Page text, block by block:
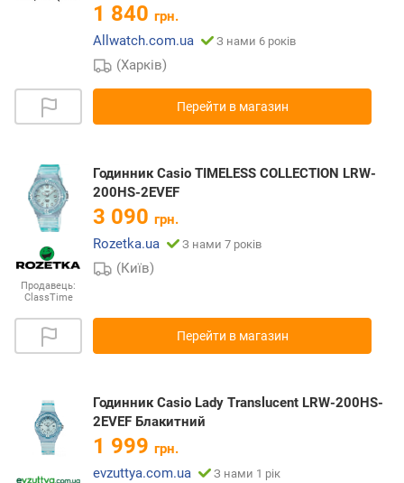
1 840 грн.
Allwatch.com.ua
З нами 6 років
(Харків)
Перейти в магазин
Продавець:
ClassTime
Годинник Casio TIMELESS COLLECTION LRW-
200HS-2EVEF
3 090 грн.
Rozetka.ua
З нами 7 років
(Київ)
Перейти в магазин
Годинник Casio Lady Translucent LRW-200HS-
2EVEF Блакитний
1 999 грн.
evzuttya.com.ua
З нами 1 рік